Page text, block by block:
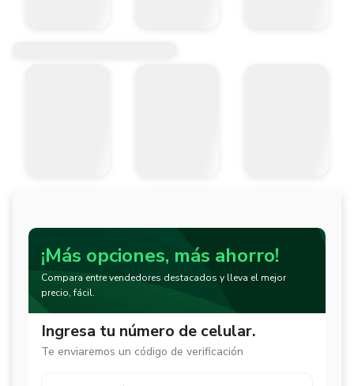
¡Más opciones, más ahorro!
Compara entre vendedores destacados y lleva el mejor
precio, fácil.
Ingresa tu número de celular.
Te enviaremos un código de verificación